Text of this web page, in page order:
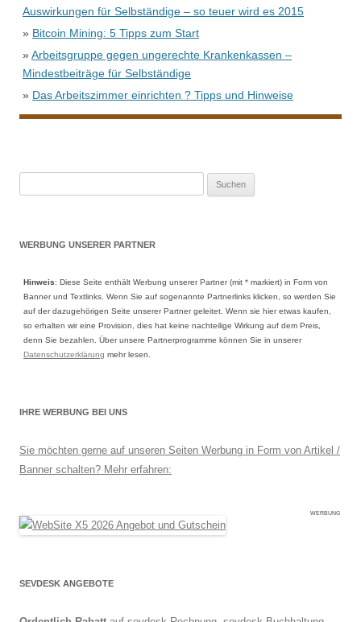
Auswirkungen für Selbständige – so teuer wird es 2015
» Bitcoin Mining: 5 Tipps zum Start
»Arbeitsgruppe gegen ungerechte Krankenkassen –
Mindestbeiträge für Selbständige
» Das Arbeitszimmer einrichten ? Tipps und Hinweise
WERBUNG UNSERER PARTNER
Hinweis: Diese Seite enthält Werbung unserer Partner (mit * markiert) in Form von
Banner und Textlinks. Wenn Sie auf sogenannte Partnerlinks klicken, so werden Sie
auf der dazugehörigen Seite unserer Partner geleitet. Wenn sie hier etwas kaufen,
so erhalten wir eine Provision, dies hat keine nachteilige Wirkung auf dem Preis,
denn Sie bezahlen. Über unsere Partnerprogramme können Sie in unserer
Datenschutzerklärung mehr lesen.
IHRE WERBUNG BEI UNS
Sie möchten gerne auf unseren Seiten Werbung in Form von Artikel /
Banner schalten? Mehr erfahren:
WERBUNG
SEVDESK ANGEBOTE